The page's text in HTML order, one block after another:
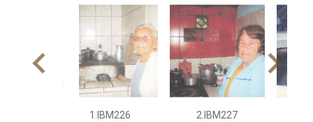
1.IBM226 2.IBM227